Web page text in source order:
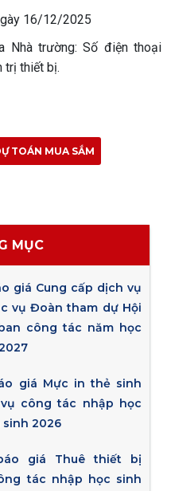
16/12/2025
Nhà trường: Số điện thoại
trị thiết bị.
TOÁN MUA SẮM
MỤC
giá Cung cấp dịch vụ
vụ Đoàn tham dự Hội
công tác năm học
giá Mực in thẻ sinh
công tác nhập học
2026
giá Thuê thiết bị
tác nhập học sinh